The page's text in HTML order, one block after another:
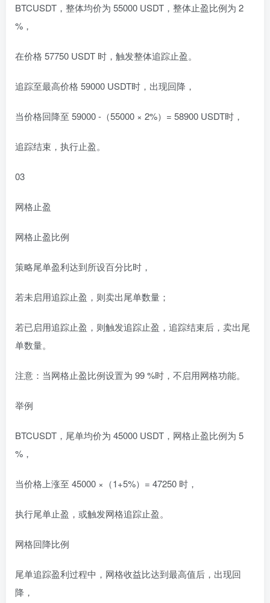
BTCUSDT，整体均价为 55000 USDT，整体止盈比例为 2
%，
在价格 57750 USDT 时，触发整体追踪止盈。
追踪至最高价格 59000 USDT时，出现回降，
当价格回降至 59000 -（55000 × 2%）= 58900 USDT时，
追踪结束，执行止盈。
03
网格止盈
网格止盈比例
策略尾单盈利达到所设百分比时，
若未启用追踪止盈，则卖出尾单数量；
若已启用追踪止盈，则触发追踪止盈，追踪结束后，卖出尾
单数量。
注意：当网格止盈比例设置为 99 %时，不启用网格功能。
举例
BTCUSDT，尾单均价为 45000 USDT，网格止盈比例为 5
%，
当价格上涨至 45000 ×（1+5%）= 47250 时，
执行尾单止盈，或触发网格追踪止盈。
网格回降比例
尾单追踪盈利过程中，网格收益比达到最高值后，出现回
降，